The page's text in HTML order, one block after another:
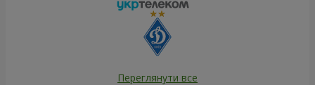
Переглянути все